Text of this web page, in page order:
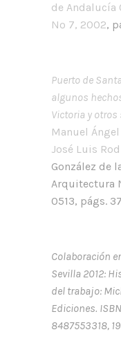
de Andalucía
Nº 7, 2002,
Puerto de
algunos
Victoria y
Manuel
José Luis
González de
Arquitectura
0513, págs.
Colaboración
Sevilla 2012:
del trabajo:
Ediciones.
8487553318,